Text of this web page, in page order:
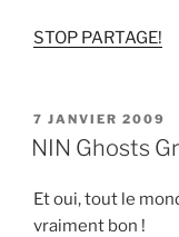
STOP PARTAGE!
PUBLIÉ
LE
7 JANVIER 2009
NIN Ghosts
Et oui, tout le
vraiment bon !